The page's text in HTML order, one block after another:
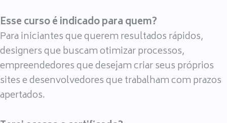
Esse curso é indicado para quem?
Para iniciantes que querem resultados rápidos,
designers que buscam otimizar processos,
empreendedores que desejam criar seus próprios
sites e desenvolvedores que trabalham com prazos
apertados.